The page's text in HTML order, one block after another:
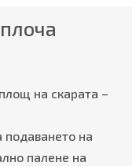
на скарата –
подаването на
палене на